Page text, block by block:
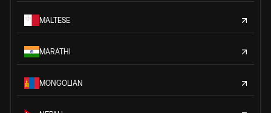
MALTESE
MARATHI
MONGOLIAN